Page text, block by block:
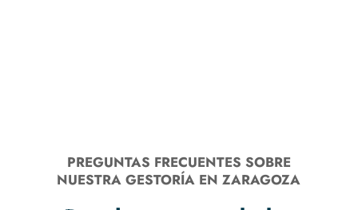
PREGUNTAS FRECUENTES SOBRE
NUESTRA GESTORÍA EN ZARAGOZA